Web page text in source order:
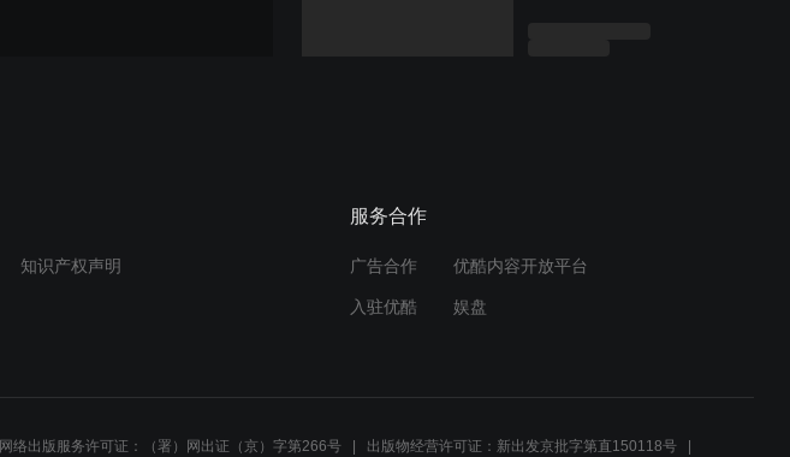
知识产权声明
服务合作
广告合作 优酷内容开放平台
入驻优酷 娱盘
网络出版服务许可证：（署）网出证（京）字第266号 出版物经营许可证：新出发京批字第直150118号